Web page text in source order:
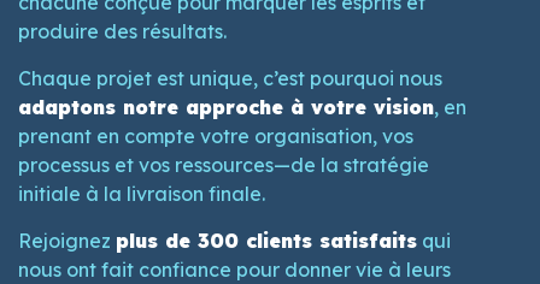
produire des résultats.
Chaque projet est unique, c’est pourquoi nous
adaptons notre approche à votre vision, en
prenant en compte votre organisation, vos
processus et vos ressources—de la stratégie
initiale à la livraison finale.
Rejoignez plus de 300 clients satisfaits qui
nous ont fait confiance pour donner vie à leurs